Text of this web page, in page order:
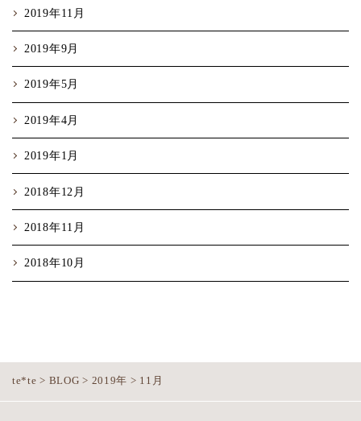
2019年11月
2019年9月
2019年5月
2019年4月
2019年1月
2018年12月
2018年11月
2018年10月
te*te > BLOG > 2019年 > 11月